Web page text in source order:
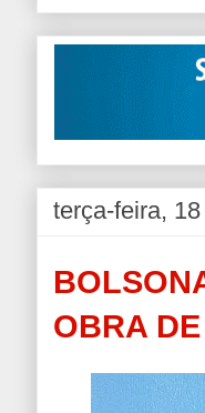
terça-feira,
OBRA